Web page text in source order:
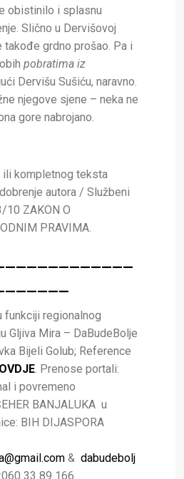
obistinilo i splasnu
Slično u Dervišovoj
takođe grdno prošao. Pa i
pobratima iz
Dervišu Sušiću, naravno.
njegove sjene – neka ne
gore nabrojano.
ili kompletnog teksta
autora / Službeni
10 ZAKON O
PRAVIMA.
funkciji regionalnog
Gljiva Mira – DaBudeBolje
Bijeli Golub; Reference
OVDJE . Prenose portali:
i povremeno
BANJALUKA u
BIH DIJASPORA
& dabudebolj
33 89 166